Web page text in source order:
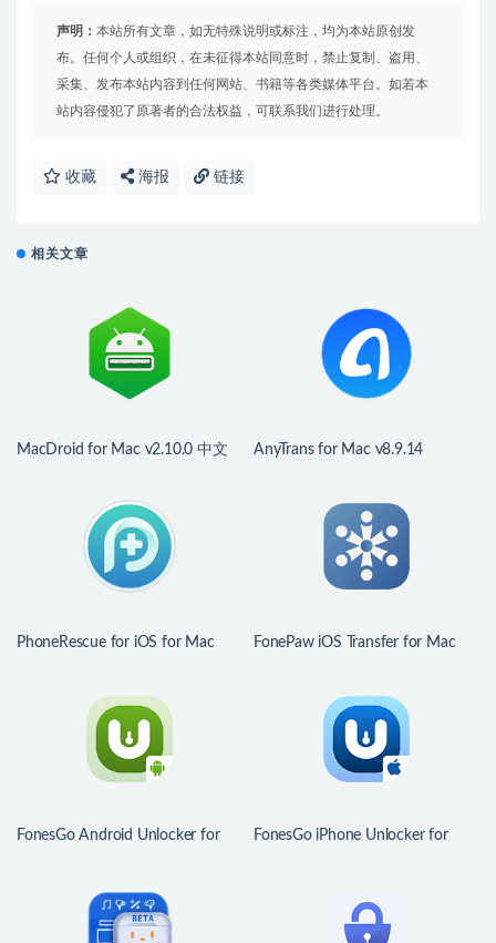
声明： 本站所有文章，如无特殊说明或标注，均为本站原创发
布。任何个人或组织，在未征得本站同意时，禁止复制、盗用、
采集、发布本站内容到任何网站、书籍等各类媒体平台。如若本
站内容侵犯了原著者的合法权益，可联系我们进行处理。
收藏 海报 链接
相关文章
MacDroid for Mac v2.10.0 中文
AnyTrans for Mac v8.9.14
PhoneRescue for iOS for Mac
FonePaw iOS Transfer for Mac
FonesGo Android Unlocker for
FonesGo iPhone Unlocker for